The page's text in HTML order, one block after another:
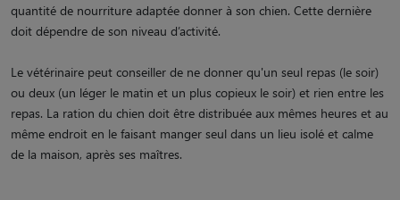
quantité de nourriture adaptée donner à son chien. Cette dernière
doit dépendre de son niveau d’activité.
Le vétérinaire peut conseiller de ne donner qu'un seul repas (le soir)
ou deux (un léger le matin et un plus copieux le soir) et rien entre les
repas. La ration du chien doit être distribuée aux mêmes heures et au
même endroit en le faisant manger seul dans un lieu isolé et calme
de la maison, après ses maîtres.